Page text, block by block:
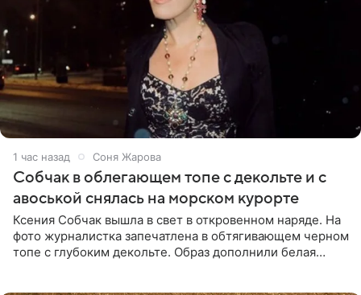
1 час назад Соня Жарова
Собчак в облегающем топе с декольте и с
авоськой снялась на морском курорте
Ксения Собчак вышла в свет в откровенном наряде. На
фото журналистка запечатлена в обтягивающем черном
топе с глубоким декольте. Образ дополнили белая